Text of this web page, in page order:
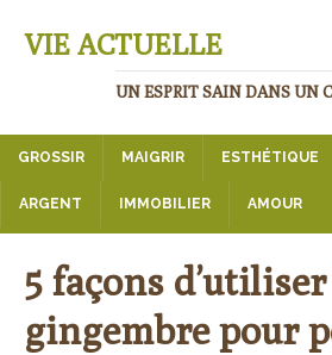
VIE ACTUELLE
UN ESPRIT SAIN DANS UN
GROSSIR MAIGRIR ESTHÉTIQUE
ARGENT IMMOBILIER AMOUR
5 façons
gingembre pour